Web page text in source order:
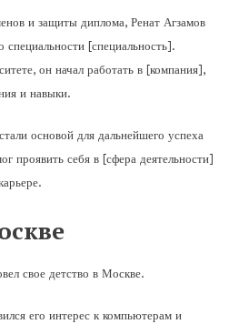
и защиты диплома, Ренат Агзамов
специальности [специальность].
он начал работать в [компания],
и навыки.
основой для дальнейшего успеха
проявить себя в [сфера деятельности]
свое детство в Москве.
его интерес к компьютерам и